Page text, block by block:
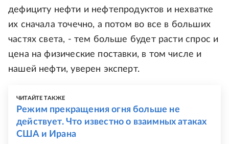
дефициту нефти и нефтепродуктов и нехватке
их сначала точечно, а потом во все в больших
частях света, - тем больше будет расти спрос и
цена на физические поставки, в том числе и
нашей нефти, уверен эксперт.
ЧИТАЙТЕ ТАКЖЕ
Режим прекращения огня больше не
действует. Что известно о взаимных атаках
США и Ирана